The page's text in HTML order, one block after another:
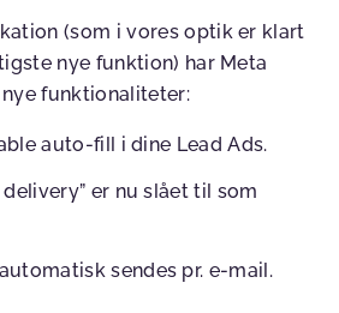
(som i vores optik er klart
nye funktion) har Meta
funktionaliteter:
auto-fill i dine Lead Ads.
er nu slået til som
sendes pr. e-mail.